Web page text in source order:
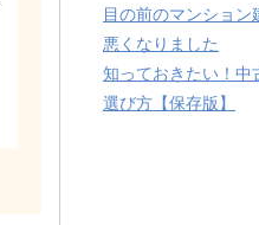
目の前のマンショ
悪くなりました
知っておきたい！中
選び方【保存版】